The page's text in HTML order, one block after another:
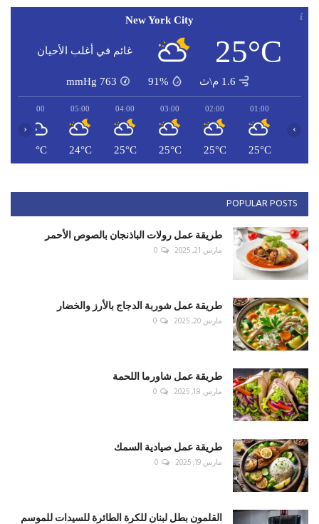
New York City
25°C غائم في أغلب الأحيان
1.6 م\ث 91%
763
mmHg
01:00
25°C
02:00
25°C
03:00
25°C
04:00
25°C
05:00
24°C
06:00
24°C
‹ ›
POPULAR POSTS
طريقة عمل رولات الباذنجان بالصوص الأحمر
مارس 21, 2025 0
طريقة عمل شوربة الدجاج بالأرز والخضار
مارس 20, 2025 0
طريقة عمل شاورما اللحمة
مارس 18, 2025 0
طريقة عمل صيادية السمك
مارس 19, 2025 0
القلمون بطل لبنان للكرة الطائرة للسيدات للموسم